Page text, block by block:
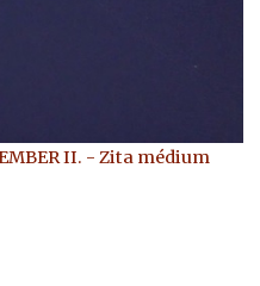
EMBER II. - Zita médium